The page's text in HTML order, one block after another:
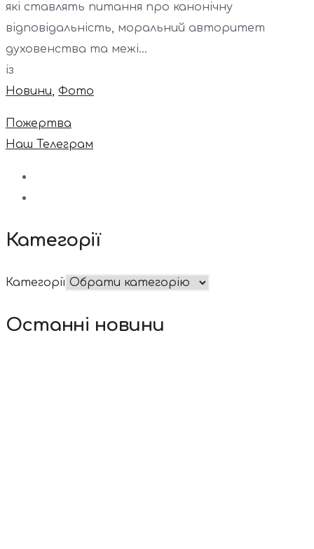
які ставлять питання про канонічну
відповідальність, моральний авторитет
духовенства та межі...
із
Новини, Фото
Пожертва
Наш Телеграм
Категорії
Категорії
Останні новини